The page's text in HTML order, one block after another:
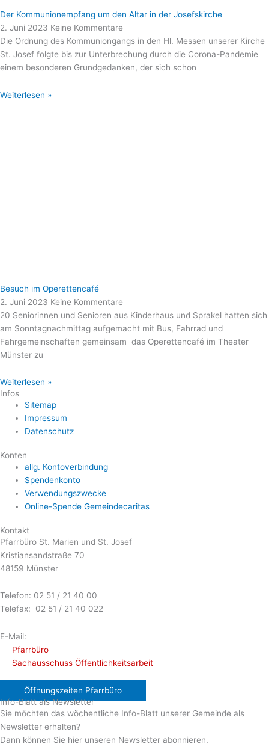
Der Kommunionempfang um den Altar in der Josefskirche
2. Juni 2023 Keine Kommentare
Die Ordnung des Kommuniongangs in den Hl. Messen unserer Kirche
St. Josef folgte bis zur Unterbrechung durch die Corona-Pandemie
einem besonderen Grundgedanken, der sich schon
Weiterlesen »
Besuch im Operettencafé
2. Juni 2023 Keine Kommentare
20 Seniorinnen und Senioren aus Kinderhaus und Sprakel hatten sich
am Sonntagnachmittag aufgemacht mit Bus, Fahrrad und
Fahrgemeinschaften gemeinsam das Operettencafé im Theater
Münster zu
Weiterlesen »
Infos
Sitemap
Impressum
Datenschutz
Konten
allg. Kontoverbindung
Spendenkonto
Verwendungszwecke
Online-Spende Gemeindecaritas
Kontakt
Pfarrbüro St. Marien und St. Josef
Kristiansandstraße 70
48159 Münster
Telefon: 02 51 / 21 40 00
Telefax: 02 51 / 21 40 022
E-Mail:
Pfarrbüro
Sachausschuss Öffentlichkeitsarbeit
Öffnungszeiten Pfarrbüro
Info-Blatt als Newsletter
Sie möchten das wöchentliche Info-Blatt unserer Gemeinde als
Newsletter erhalten?
Dann können Sie hier unseren Newsletter abonnieren.